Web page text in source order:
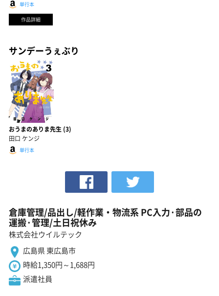
単行本
作品詳細
サンデーうぇぶり
おうまのありま先生 (3)
田口 ケンジ
単行本
倉庫管理/品出し/軽作業・物流系 PC入力·部品の
運搬·管理/土日祝休み
株式会社ウイルテック
広島県 東広島市
時給1,350円～1,688円
派遣社員